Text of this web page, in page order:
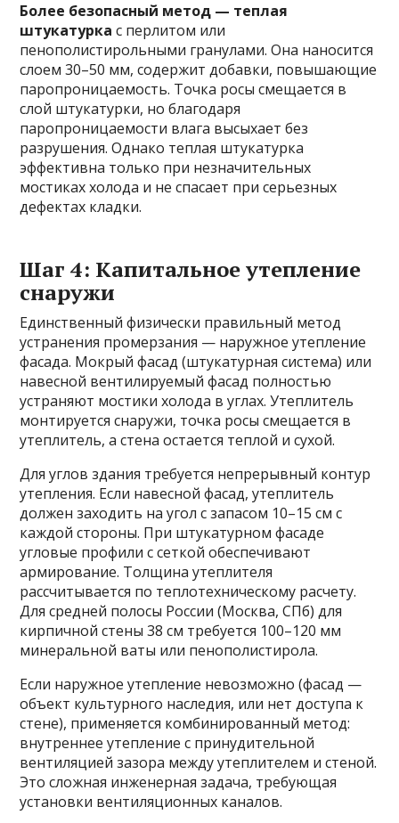
Более безопасный метод — теплая
штукатурка с перлитом или
пенополистирольными гранулами. Она наносится
слоем 30–50 мм, содержит добавки, повышающие
паропроницаемость. Точка росы смещается в
слой штукатурки, но благодаря
паропроницаемости влага высыхает без
разрушения. Однако теплая штукатурка
эффективна только при незначительных
мостиках холода и не спасает при серьезных
дефектах кладки.
Шаг 4: Капитальное утепление
снаружи
Единственный физически правильный метод
устранения промерзания — наружное утепление
фасада. Мокрый фасад (штукатурная система) или
навесной вентилируемый фасад полностью
устраняют мостики холода в углах. Утеплитель
монтируется снаружи, точка росы смещается в
утеплитель, а стена остается теплой и сухой.
Для углов здания требуется непрерывный контур
утепления. Если навесной фасад, утеплитель
должен заходить на угол с запасом 10–15 см с
каждой стороны. При штукатурном фасаде
угловые профили с сеткой обеспечивают
армирование. Толщина утеплителя
рассчитывается по теплотехническому расчету.
Для средней полосы России (Москва, СПб) для
кирпичной стены 38 см требуется 100–120 мм
минеральной ваты или пенополистирола.
Если наружное утепление невозможно (фасад —
объект культурного наследия, или нет доступа к
стене), применяется комбинированный метод:
внутреннее утепление с принудительной
вентиляцией зазора между утеплителем и стеной.
Это сложная инженерная задача, требующая
установки вентиляционных каналов.